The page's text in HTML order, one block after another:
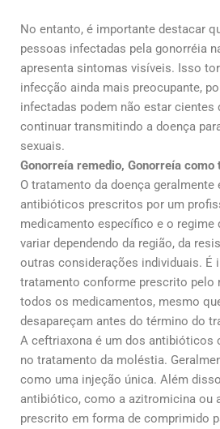
No entanto, é importante destacar
pessoas infectadas pela gonorréia
apresenta sintomas visíveis. Isso
infecção ainda mais preocupante,
infectadas podem não estar cientes
continuar transmitindo a doença
sexuais.
Gonorreía remedio, Gonorreía como
O tratamento da doença geralmente
antibióticos prescritos por um
medicamento específico e o regime
variar dependendo da região, da
outras considerações individuais. É
tratamento conforme prescrito pelo
todos os medicamentos, mesmo
desapareçam antes do término do
A ceftriaxona é um dos antibióticos
no tratamento da moléstia.
como uma injeção única. Além
antibiótico, como a azitromicina ou
prescrito em forma de comprimido